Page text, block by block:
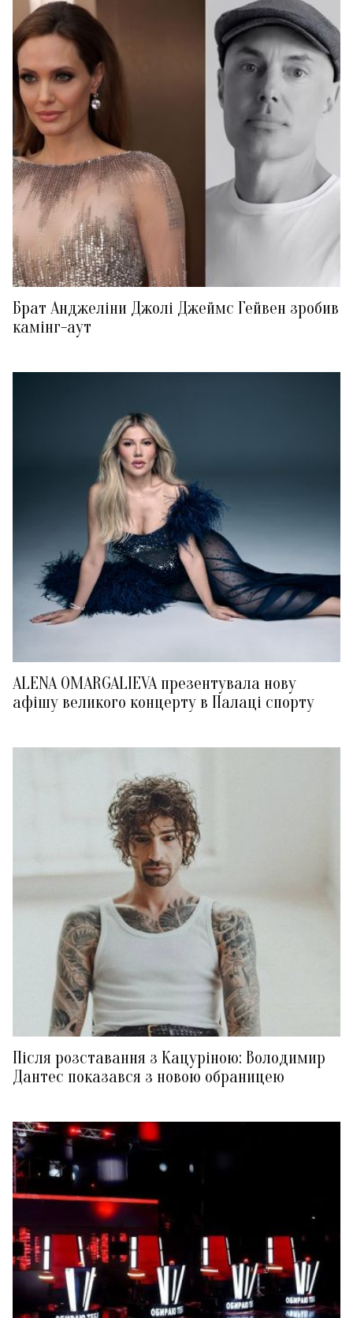
Брат Анджеліни Джолі Джеймс Гейвен зробив
камінг-аут
ALENA OMARGALIEVA презентувала нову
афішу великого концерту в Палаці спорту
Після розставання з Кацуріною: Володимир
Дантес показався з новою обраницею